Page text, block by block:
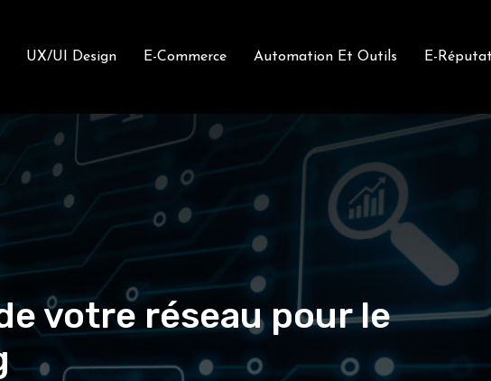
UX/UI Design E-Commerce Automation Et Outils E-
votre réseau pour le